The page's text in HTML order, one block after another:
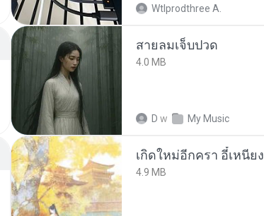
Wtlprodthree A.
สายลมเจ็บปวด
4.0 MB
D w My Music
4.9 MB